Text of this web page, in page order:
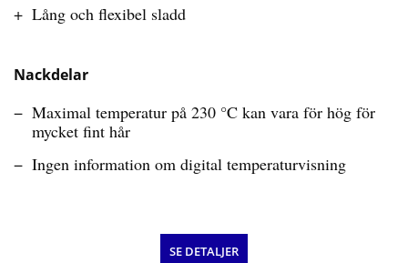
Lång och flexibel sladd
Nackdelar
Maximal temperatur på 230 °C kan vara för hög för
mycket fint hår
Ingen information om digital temperaturvisning
SE DETALJER